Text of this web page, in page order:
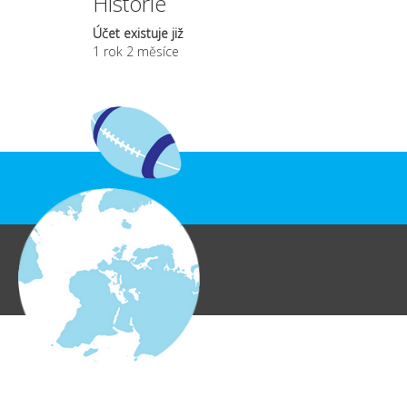
Účet existuje již
1 rok 2 měsíce